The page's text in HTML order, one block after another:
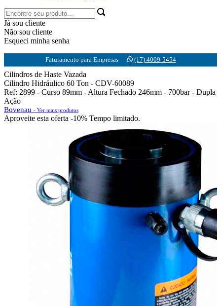
Já sou cliente
Não sou cliente
Esqueci minha senha
Faturamento para Empresas (17) 4009-5454
Cilindros de Haste Vazada
Cilindro Hidráulico 60 Ton - CDV-60089
Ref: 2899 - Curso 89mm - Altura Fechado 246mm - 700bar - Dupla
Ação
Bovenau - Ver mais produtos
Aproveite esta oferta -10% Tempo limitado.